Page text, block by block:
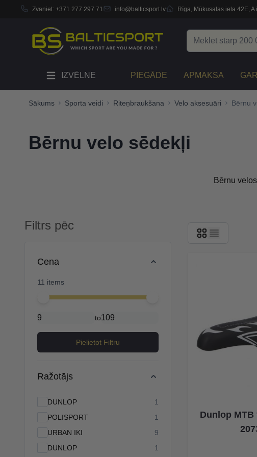
Zvaniet: +371 277 297 71 info@balticsport.lv Rīga, Mūkusalas iela 42E, A
IZVĒLNE PIEGĀDE APMAKSA
Sākums Sporta veidi Riteņbraukšana Velo aksesuāri Bērnu
Bērnu velo sēdekļi
Bērnu
Filtrs pēc
Cena
11 items
Minimal price
Maximum price
to
Pielietot Filtru
Ražotājs
DUNLOP 1
POLISPORT
1
products available
URBAN IKI
9
DUNLOP
1
Dunlop